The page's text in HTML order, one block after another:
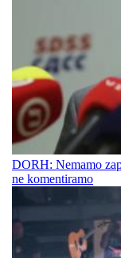
DORH: Nemamo
ne komentiramo